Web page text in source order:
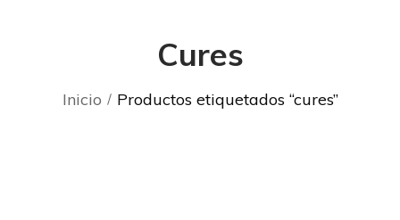
Cures
Inicio Productos etiquetados “cures”